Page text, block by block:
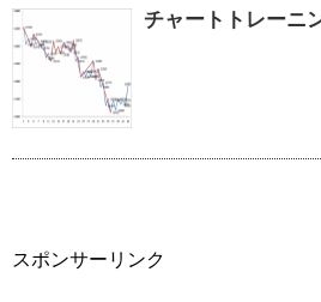
チャートトレーニ
スポンサーリンク